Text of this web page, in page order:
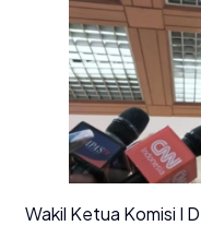
Wakil Ketua Komisi I